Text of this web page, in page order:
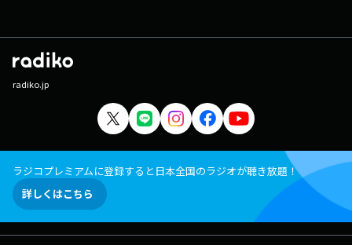
radiko.jp
ラジコプレミアムに登録すると日本全国のラジオが聴き放題！
詳しくはこちら